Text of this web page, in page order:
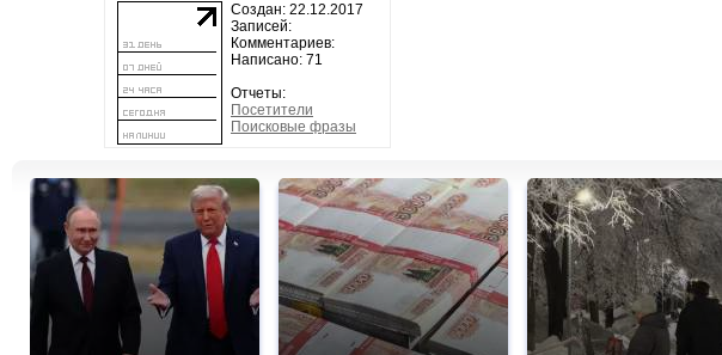
Создан: 22.12.2017
Записей:
Комментариев:
Написано: 71
Отчеты:
Посетители
Поисковые фразы